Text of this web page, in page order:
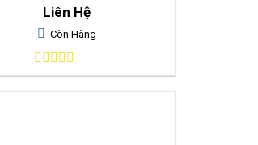
Liên Hệ
Còn Hàng
0
out